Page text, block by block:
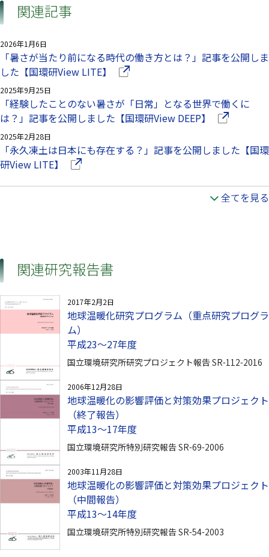
関連記事
2026年1月6日
「暑さが当たり前になる時代の働き方とは？」記事を公開しま
した【国環研View LITE】
（別ウインドウで開きます）
2025年9月25日
「経験したことのない暑さが「日常」となる世界で働くに
は？」記事を公開しました【国環研View DEEP】
（別ウイン
2025年2月28日
「永久凍土は日本にも存在する？」記事を公開しました【国環
研View LITE】
（別ウインドウで開きます）
全てを見る
関連研究報告書
2017年2月2日
地球温暖化研究プログラム（重点研究プログラ
ム）
平成23～27年度
国立環境研究所研究プロジェクト報告 SR-112-2016
2006年12月28日
地球温暖化の影響評価と対策効果プロジェクト
（終了報告）
平成13〜17年度
国立環境研究所特別研究報告 SR-69-2006
2003年11月28日
地球温暖化の影響評価と対策効果プロジェクト
（中間報告）
平成13〜14年度
国立環境研究所特別研究報告 SR-54-2003